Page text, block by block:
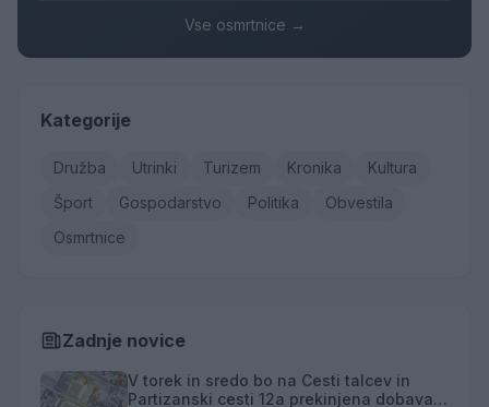
Vse osmrtnice →
Kategorije
Družba Utrinki Turizem Kronika
Kultura
Šport
Gospodarstvo Politika
Obvestila
Osmrtnice
Zadnje novice
V torek in sredo bo na Cesti talcev in
Partizanski cesti 12a prekinjena dobava